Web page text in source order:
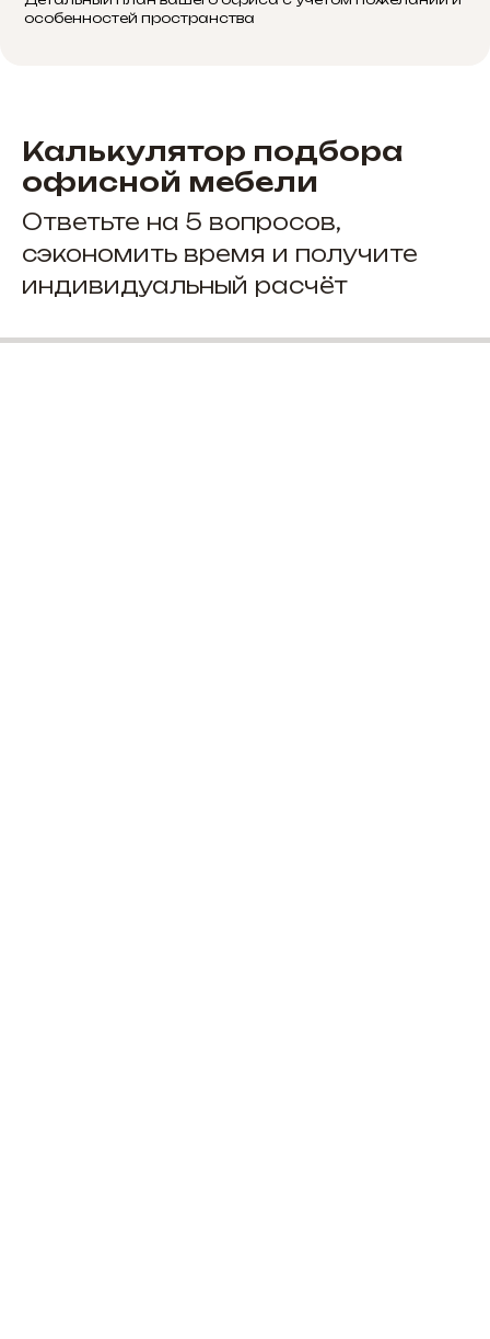
особенностей пространства
Калькулятор подбора
офисной мебели
Ответьте на 5 вопросов,
сэкономить время и получите
индивидуальный расчёт